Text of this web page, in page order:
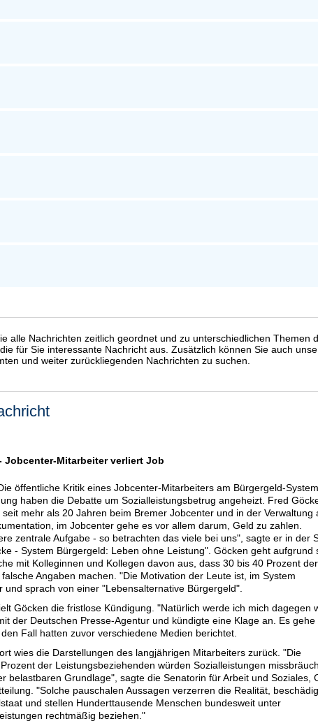
alle Nachrichten zeitlich geordnet und zu unterschiedlichen Themen
die für Sie interessante Nachricht aus. Zusätzlich können Sie auch
und weiter zurückliegenden Nachrichten zu suchen.
Jobcenter-Mitarbeiter verliert Job
öffentliche Kritik eines Jobcenter-Mitarbeiters am Bürgergeld-
haben die Debatte um Sozialleistungsbetrug angeheizt. Fred
mehr als 20 Jahren beim Bremer Jobcenter und in der Verwaltung
im Jobcenter gehe es vor allem darum, Geld zu zahlen.
zentrale Aufgabe - so betrachten das viele bei uns", sagte er in der
- System Bürgergeld: Leben ohne Leistung". Göcken geht aufgrund
mit Kolleginnen und Kollegen davon aus, dass 30 bis 40 Prozent der
Angaben machen. "Die Motivation der Leute ist, im System
und sprach von einer "Lebensalternative Bürgergeld".
Göcken die fristlose Kündigung. "Natürlich werde ich mich dagegen
der Deutschen Presse-Agentur und kündigte eine Klage an. Es gehe
Fall hatten zuvor verschiedene Medien berichtet.
wies die Darstellungen des langjährigen Mitarbeiters zurück. "Die
der Leistungsbeziehenden würden Sozialleistungen
belastbaren Grundlage", sagte die Senatorin für Arbeit und Soziales,
"Solche pauschalen Aussagen verzerren die Realität,
und stellen Hunderttausende Menschen bundesweit unter
rechtmäßig beziehen."